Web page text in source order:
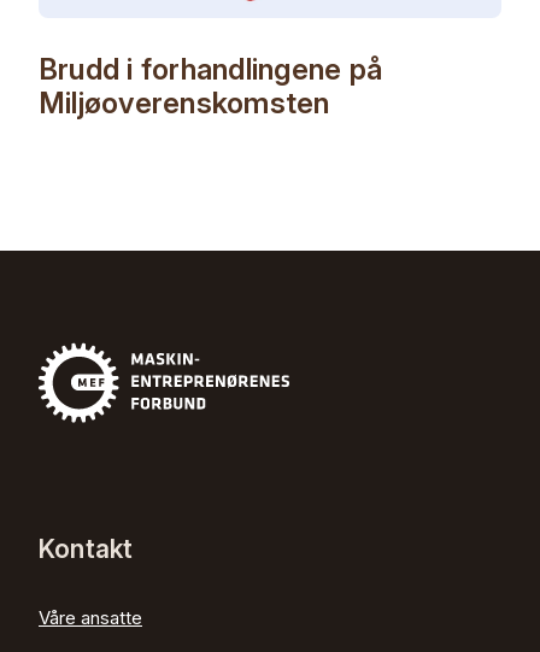
Brudd i forhandlingene på
Miljøoverenskomsten
Kontakt
Våre ansatte